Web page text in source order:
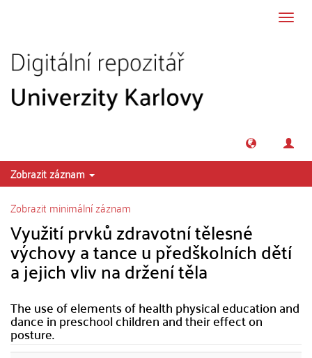
Zobrazit záznam
Zobrazit minimální záznam
Využití prvků zdravotní tělesné
výchovy a tance u předškolních dětí
a jejich vliv na držení těla
The use of elements of health physical education and
dance in preschool children and their effect on
posture.